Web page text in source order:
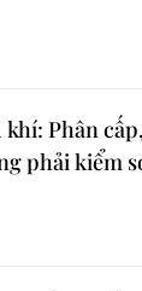
khí: Phân cấp,
phải kiểm